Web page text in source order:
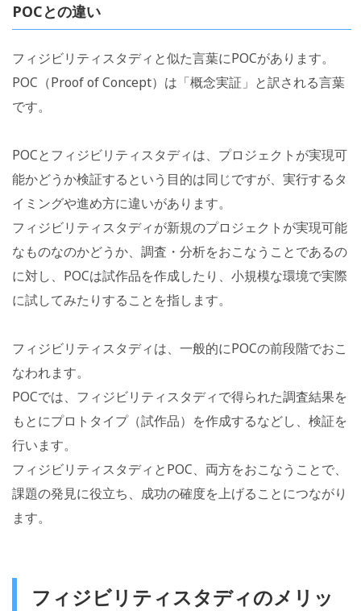
POCとの違い
フィジビリティスタディと似た言葉にPOCがあります。
POC（Proof of Concept）は「概念実証」と訳される言葉
です。
POCとフィジビリティスタディは、プロジェクトが実現可
能かどうか検証するという目的は同じですが、実行するタ
イミングや進め方に違いがあります。
フィジビリティスタディが新規のプロジェクトが実現可能
なものなのかどうか、調査・分析をおこなうことであるの
に対し、POCは試作品を作成したり、小規模な環境で実際
に試してみたりすることを指します。
フィジビリティスタディは、一般的にPOCの前段階でおこ
なわれます。
POCでは、フィジビリティスタディで得られた調査結果を
もとにプロトタイプ（試作品）を作成するなどし、検証を
行います。
フィジビリティスタディとPOC、両方をおこなうことで、
課題の発見に役立ち、成功の確度を上げることにつながり
ます。
フィジビリティスタディのメリッ